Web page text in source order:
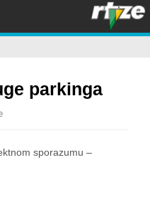
parkinga
sporazumu –